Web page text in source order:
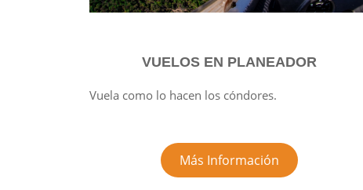
VUELOS EN PLANEADOR
Vuela como lo hacen los cóndores.
Más Información